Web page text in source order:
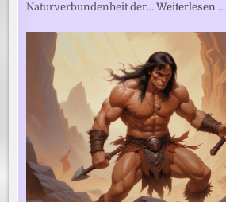
Naturverbundenheit der…Weiterlesen …